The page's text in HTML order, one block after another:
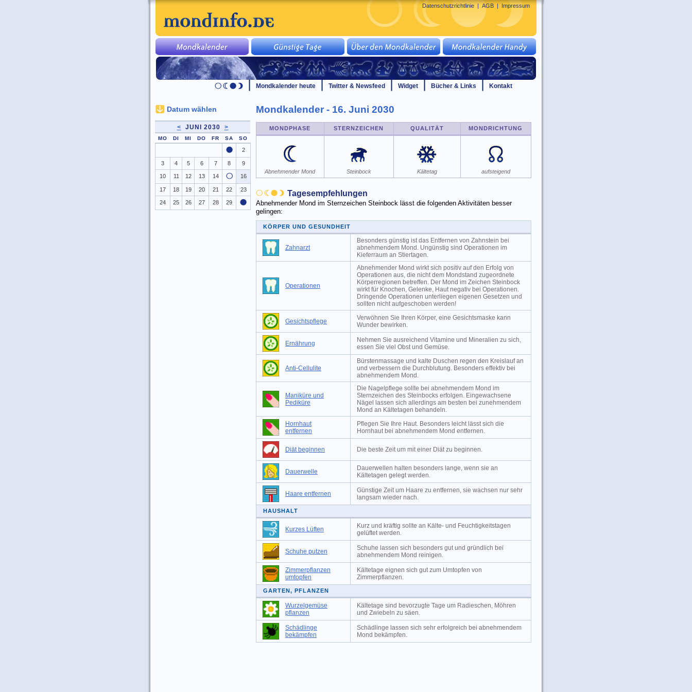
Datenschutzrichtlinie | AGB | Impressum
Mondkalender heute Twitter & Newsfeed Widget Bücher & Links Kontakt
Mondkalender - 16. Juni 2030
MONDPHASE STERNZEICHEN QUALITÄT MONDRICHTUNG
Abnehmender Mond Steinbock Kältetag aufsteigend
Tagesempfehlungen
Abnehmender Mond im Sternzeichen Steinbock lässt die folgenden Aktivitäten besser
gelingen:
KÖRPER UND GESUNDHEIT
Zahnarzt
Besonders günstig ist das Entfernen von Zahnstein bei
abnehmendem Mond. Ungünstig sind Operationen im
Kieferraum an Stiertagen.
Operationen
Abnehmender Mond wirkt sich positiv auf den Erfolg von
Operationen aus, die nicht dem Mondstand zugeordnete
Körperregionen betreffen. Der Mond im Zeichen Steinbock
wirkt für Knochen, Gelenke, Haut negativ bei Operationen.
Dringende Operationen unterliegen eigenen Gesetzen und
sollten nicht aufgeschoben werden!
Gesichtspflege
Verwöhnen Sie Ihren Körper, eine Gesichtsmaske kann
Wunder bewirken.
Ernährung
Nehmen Sie ausreichend Vitamine und Mineralien zu sich,
essen Sie viel Obst und Gemüse.
Anti-Cellulite
Bürstenmassage und kalte Duschen regen den Kreislauf an
und verbessern die Durchblutung. Besonders effektiv bei
abnehmendem Mond.
Maniküre und
Pediküre
Die Nagelpflege sollte bei abnehmendem Mond im
Sternzeichen des Steinbocks erfolgen. Eingewachsene
Nägel lassen sich allerdings am besten bei zunehmendem
Mond an Kältetagen behandeln.
Hornhaut
entfernen
Pflegen Sie Ihre Haut. Besonders leicht lässt sich die
Hornhaut bei abnehmendem Mond entfernen.
Diät beginnen Die beste Zeit um mit einer Diät zu beginnen.
Dauerwelle
Dauerwellen halten besonders lange, wenn sie an
Kältetagen gelegt werden.
Haare entfernen
Günstige Zeit um Haare zu entfernen, sie wachsen nur sehr
langsam wieder nach.
HAUSHALT
Kurzes Lüften
Kurz und kräftig sollte an Kälte- und Feuchtigkeitstagen
gelüftet werden.
Schuhe putzen
Schuhe lassen sich besonders gut und gründlich bei
abnehmendem Mond reinigen.
Zimmerpflanzen
umtopfen
Kältetage eignen sich gut zum Umtopfen von
Zimmerpflanzen.
GARTEN, PFLANZEN
Wurzelgemüse
pflanzen
Kältetage sind bevorzugte Tage um Radieschen, Möhren
und Zwiebeln zu säen.
Schädlinge
bekämpfen
Schädlinge lassen sich sehr erfolgreich bei abnehmendem
Mond bekämpfen.
Datum wählen
< JUNI 2030 >
MO DI MI DO FR SA SO
2
3 4 5 6 7 8 9
10 11 12 13 14 16
17 18 19 20 21 22 23
24 25 26 27 28 29